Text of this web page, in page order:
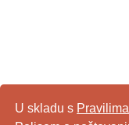
U skladu s